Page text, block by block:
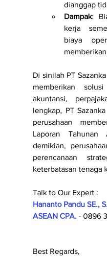
dianggap
Dampak:
kerja
biaya
Di sinilah PT
memberikan
akuntansi,
lengkap, PT
perusahaan
Laporan
demikian,
perencanaan
keterbatasan tenaga
Talk to Our Expert :
Hananto Pandu SE.,
ASEAN CPA. - 0896
Best Regards,